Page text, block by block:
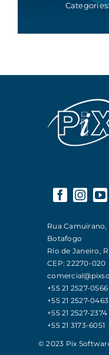
Categories:
Rua Camuirano,
Botafogo
Rio de Janeiro,
CEP: 22270-020
+55 21 2527-0566
+55 21 2527-0463
+55 21 2527-2374
+55 21 3173-6051
© 2023 Pix